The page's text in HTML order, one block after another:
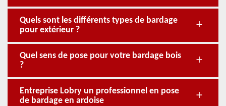
Quels sont les différents types de bardage
pour extérieur ?
Quel sens de pose pour votre bardage bois
?
Entreprise Lobry un professionnel en pose
de bardage en ardoise